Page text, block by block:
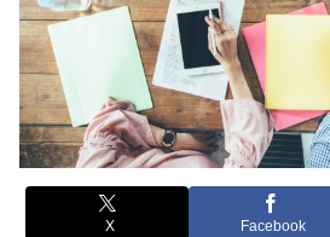
X Facebook